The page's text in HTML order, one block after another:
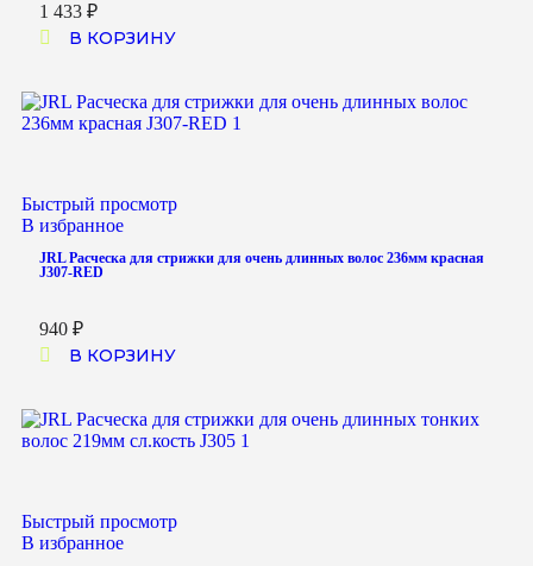
1 433 ₽
В КОРЗИНУ
Быстрый просмотр
В избранное
JRL Расческа для стрижки для очень длинных волос 236мм красная
J307-RED
940 ₽
В КОРЗИНУ
Быстрый просмотр
В избранное